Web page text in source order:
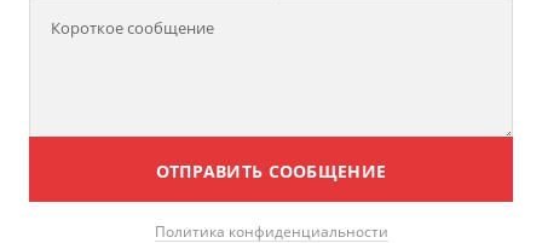
ОТПРАВИТЬ СООБЩЕНИЕ
Политика конфиденциальности